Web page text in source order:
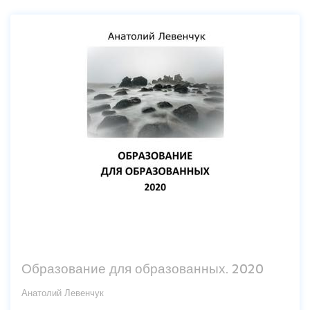
Образование для образованных. 2020
Анатолий Левенчук